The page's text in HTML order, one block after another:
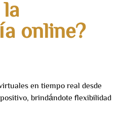
online?
en tiempo real desde
brindándote flexibilidad